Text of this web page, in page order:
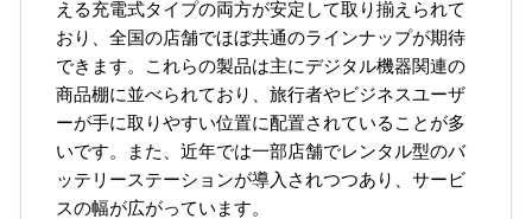
える充電式タイプの両方が安定して取り揃えられて
おり、全国の店舗でほぼ共通のラインナップが期待
できます。これらの製品は主にデジタル機器関連の
商品棚に並べられており、旅行者やビジネスユーザ
ーが手に取りやすい位置に配置されていることが多
いです。また、近年では一部店舗でレンタル型のバ
ッテリーステーションが導入されつつあり、サービ
スの幅が広がっています。